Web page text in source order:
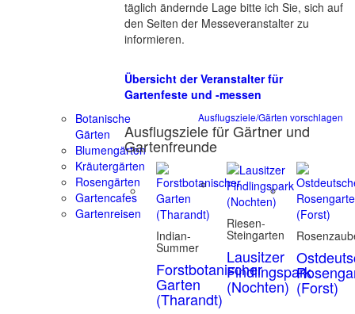
täglich ändernde Lage bitte ich Sie, sich auf
den Seiten der Messeveranstalter zu
informieren.
Übersicht der Veranstalter für
Gartenfeste und -messen
Botanische
Gärten
Blumengärten
Kräutergärten
Rosengärten
Gartencafes
Gartenreisen
Ausflugsziele/Gärten vorschlagen
Ausflugsziele für Gärtner und
Gartenfreunde
Indian-
Summer
Forstbotanischer
Garten
(Tharandt)
Riesen-
Steingarten
Lausitzer
Findlingspark
(Nochten) (Forst)